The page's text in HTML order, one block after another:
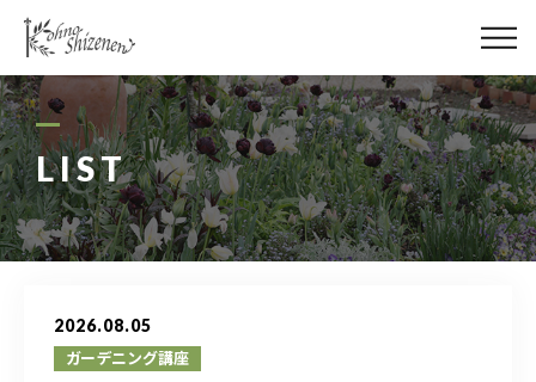
LIST
2026.08.05
ガーデニング講座
メディア
街の緑化
造園施工
講座予約カレンダー